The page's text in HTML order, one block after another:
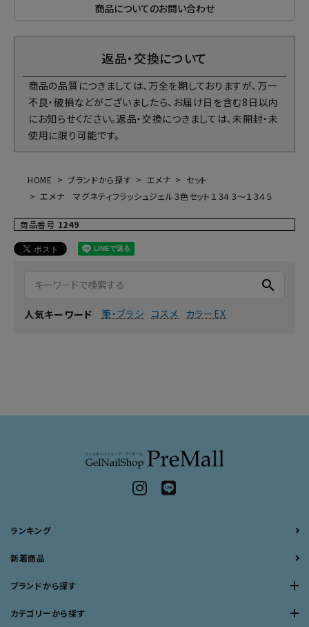
商品についてのお問い合わせ
返品・交換について
商品の品質につきましては、万全を期しておりますが、万一
不良・破損などがございましたら、お届け日を含む8日以内
にお知らせください。返品・交換につきましては、未開封・未
使用に限り可能です。
HOME ブランドから探す エメナ
セット
エメナ マグネティフラッシュジェル３色セット１３４３～１３４５
商品番号 1249
search
人気キーワード 筆・ブラシ コスメ カラーEX
ランキング
新着商品
ブランドから探す
カテゴリーから探す